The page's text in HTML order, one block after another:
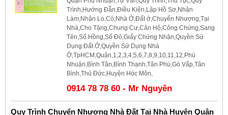
Trình,Hướng Đẫn,Điều Kiện,Lập Hồ Sơ,Nhận
Làm,Nhận Lo,Có,Nhà Ở,Đất ở,Chuyển Nhượng,Tại
Nhà,Cho Tặng,Chung Cư,Căn Hộ,Công Chứng,Sang
Tên,Sổ Hồng,Sổ Đỏ,Giấy Chứng Nhận,Quyền Sử
Dụng Đất Ở,Quyền Sử Dụng Nhà
Ở,TpHCM,Quận,1,2,3,4,5,6,7,8,9,10,11,12,Phú
Nhuận,Bình Tân,Bình Thạnh,Tân Phú,Gò Vấp,Tân
Bình,Thủ Đức,Huyện Hóc Môn,
0914 78 78 60 - Mr Nguyên
Quy Trình Chuyển Nhượng Nhà Đất Tại Nhà Huyện Quận